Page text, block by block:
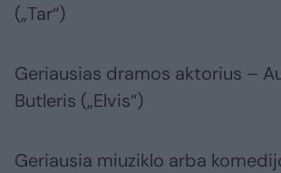
(„Tar“)
Geriausias dramos aktorius –
Butleris („Elvis“)
Geriausia miuziklo arba